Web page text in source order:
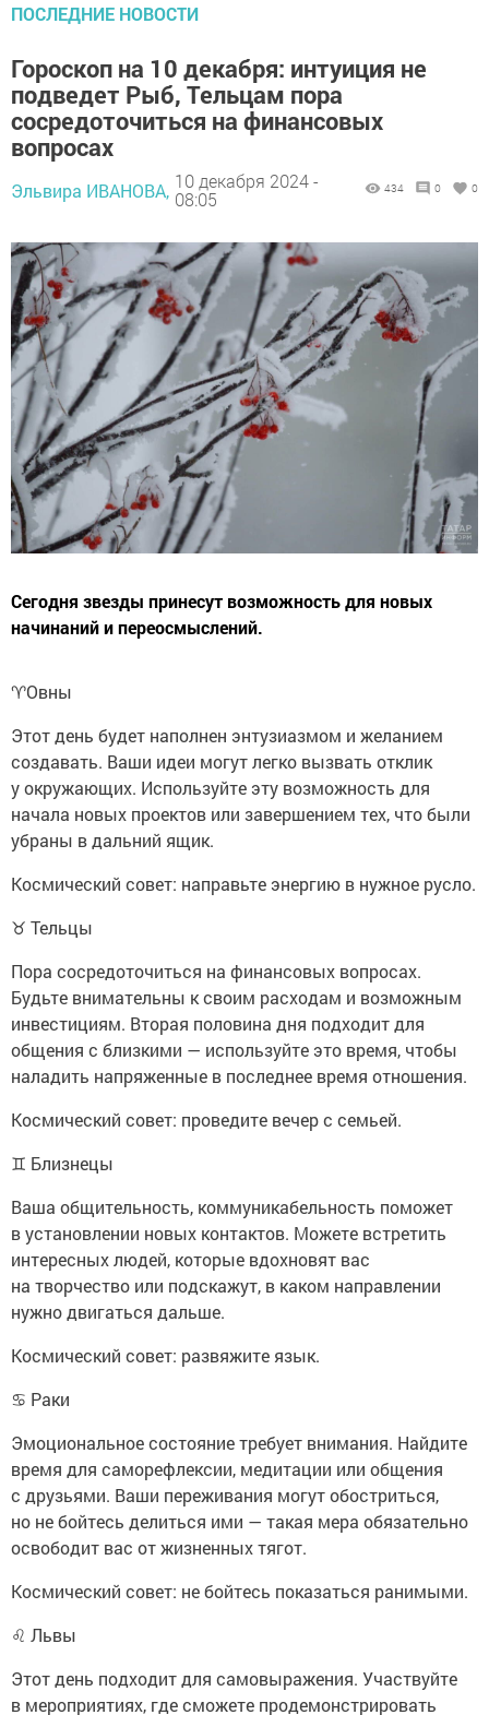
ПОСЛЕДНИЕ НОВОСТИ
Гороскоп на 10 декабря: интуиция не
подведет Рыб, Тельцам пора
сосредоточиться на финансовых
вопросах
Эльвира ИВАНОВА, 10 декабря 2024 -
08:05
434 0 0
Сегодня звезды принесут возможность для новых
начинаний и переосмыслений.
♈️Овны
Этот день будет наполнен энтузиазмом и желанием
создавать. Ваши идеи могут легко вызвать отклик
у окружающих. Используйте эту возможность для
начала новых проектов или завершением тех, что были
убраны в дальний ящик.
Космический совет: направьте энергию в нужное русло.
♉ Тельцы
Пора сосредоточиться на финансовых вопросах.
Будьте внимательны к своим расходам и возможным
инвестициям. Вторая половина дня подходит для
общения с близкими — используйте это время, чтобы
наладить напряженные в последнее время отношения.
Космический совет: проведите вечер с семьей.
♊ Близнецы
Ваша общительность, коммуникабельность поможет
в установлении новых контактов. Можете встретить
интересных людей, которые вдохновят вас
на творчество или подскажут, в каком направлении
нужно двигаться дальше.
Космический совет: развяжите язык.
♋ Раки
Эмоциональное состояние требует внимания. Найдите
время для саморефлексии, медитации или общения
с друзьями. Ваши переживания могут обостриться,
но не бойтесь делиться ими — такая мера обязательно
освободит вас от жизненных тягот.
Космический совет: не бойтесь показаться ранимыми.
♌ Львы
Этот день подходит для самовыражения. Участвуйте
в мероприятиях, где сможете продемонстрировать